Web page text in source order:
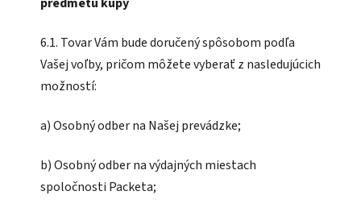
6.1. Tovar Vám bude doručený spôsobom podľa
Vašej voľby, pričom môžete vyberať z nasledujúcich
možností:
a) Osobný odber na Našej prevádzke;
b) Osobný odber na výdajných miestach
spoločnosti Packeta;